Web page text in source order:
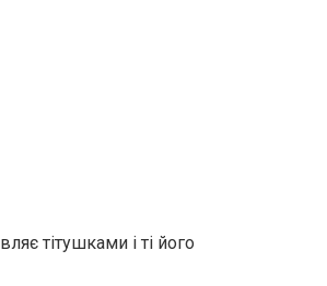
тітушками і ті його